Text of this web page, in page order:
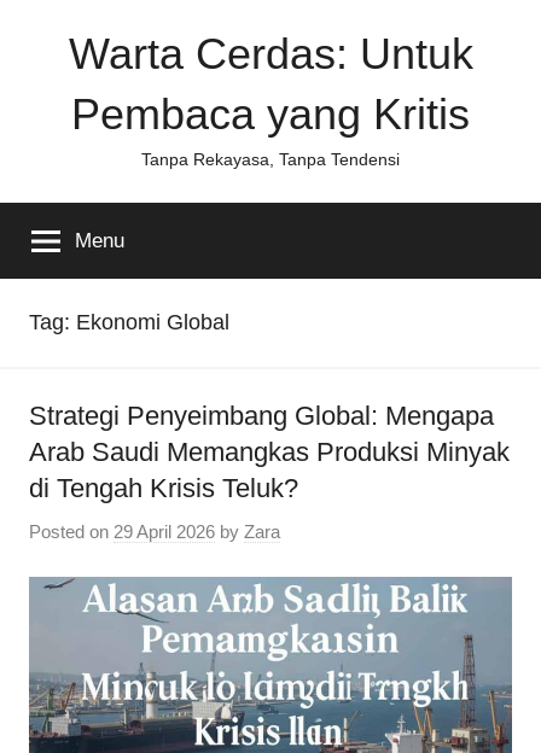
Warta Cerdas: Untuk
Pembaca yang Kritis
Tanpa Rekayasa, Tanpa Tendensi
Menu
Tag: Ekonomi Global
Strategi Penyeimbang Global: Mengapa
Arab Saudi Memangkas Produksi Minyak
di Tengah Krisis Teluk?
Posted on 29 April 2026 by Zara